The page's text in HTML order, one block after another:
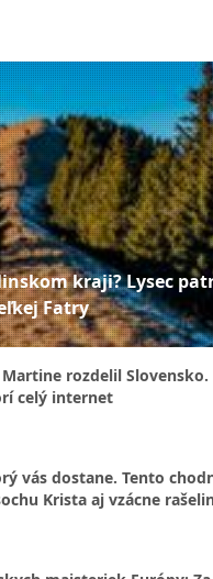
kraji? Lysec
Fatry
rozdelil Slovensko.
celý internet
vás dostane. Tento
Krista aj vzácne